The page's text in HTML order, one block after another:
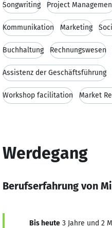
Songwriting Project
Kommunikation Marketing
Buchhaltung Rechnungswesen
Assistenz der Geschäftsführung
Workshop facilitation Market
Werdegang
Berufserfahrung von
Bis heute 3 Jahre und 2